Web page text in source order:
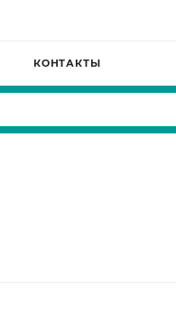
КОНТАКТЫ